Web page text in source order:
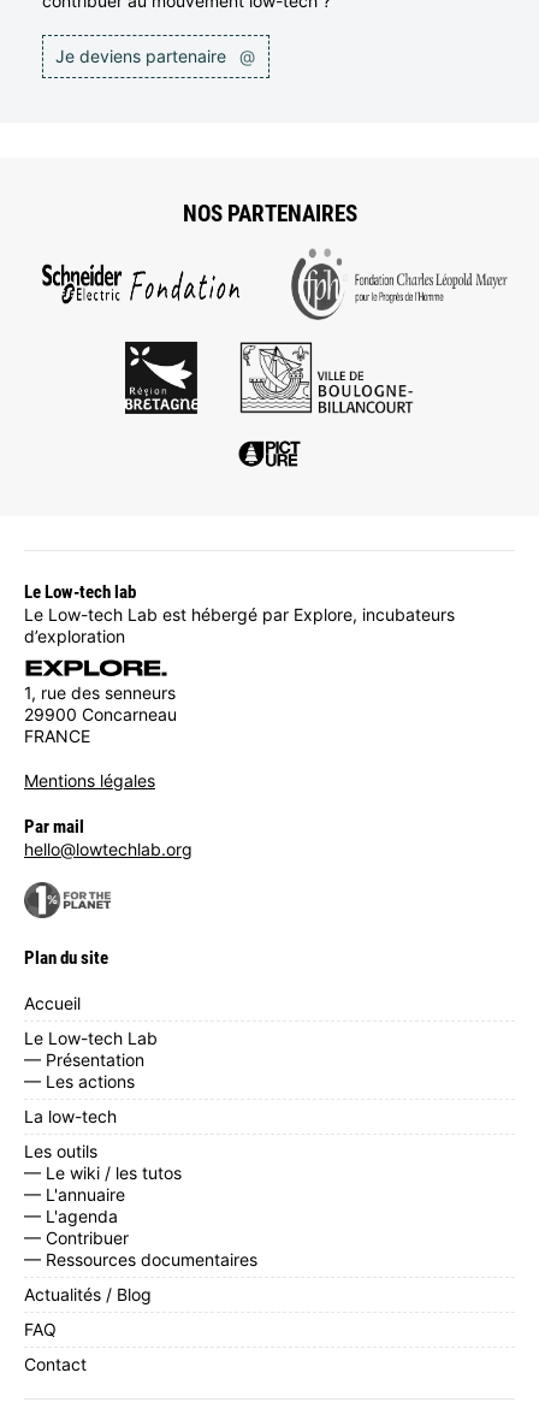
Je deviens partenaire @
NOS PARTENAIRES
Le Low-tech lab
Le Low-tech Lab est hébergé par Explore, incubateurs
d’exploration
1, rue des senneurs
29900 Concarneau
FRANCE
Mentions légales
Par mail
hello@lowtechlab.org
Plan du site
Accueil
Le Low-tech Lab
— Présentation
— Les actions
La low-tech
Les outils
— Le wiki / les tutos
— L'annuaire
— L'agenda
— Contribuer
— Ressources documentaires
Actualités / Blog
FAQ
Contact